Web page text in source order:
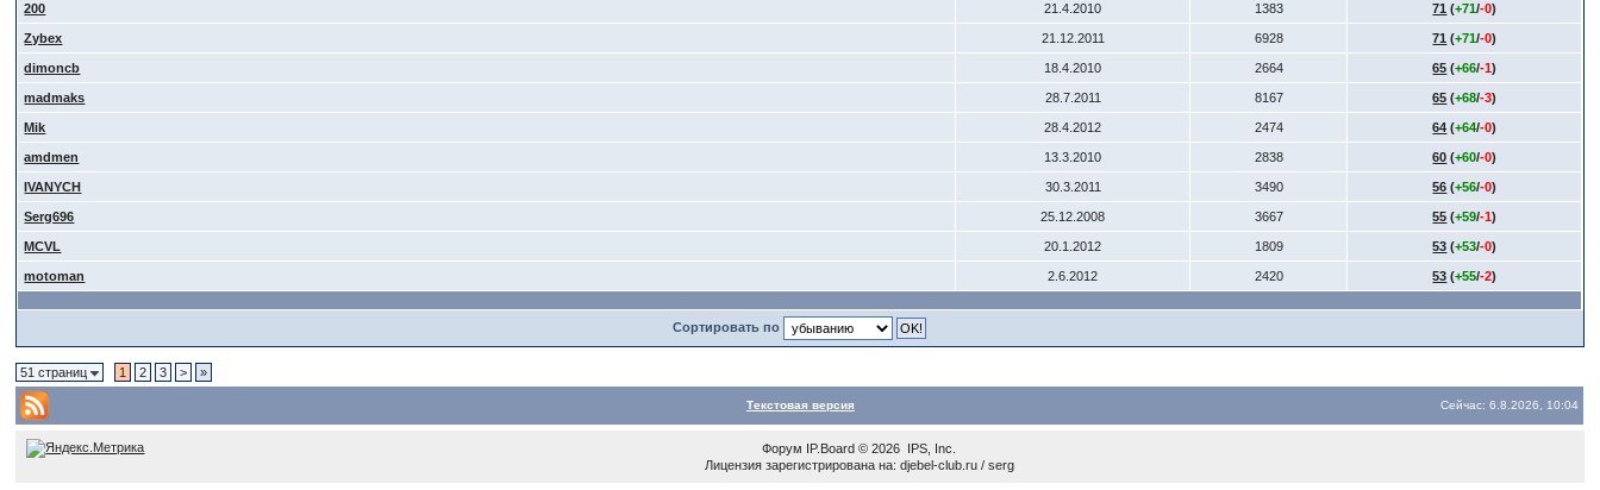
200 21.4.2010 1383 71 (+71/-0)
Zybex 21.12.2011 6928 71 (+71/-0)
dimoncb 18.4.2010 2664 65 (+66/-1)
madmaks 28.7.2011 8167 65 (+68/-3)
Mik 28.4.2012 2474 64 (+64/-0)
amdmen 13.3.2010 2838 60 (+60/-0)
IVANYCH 30.3.2011 3490 56 (+56/-0)
Serg696 25.12.2008 3667 55 (+59/-1)
MCVL 20.1.2012 1809 53 (+53/-0)
motoman 2.6.2012 2420 53 (+55/-2)
Сортировать по
51 страниц 1 2 3 > »
Текстовая версия Сейчас: 6.8.2026, 10:04
Форум IP.Board © 2026 IPS, Inc
Лицензия зарегистрирована на: djebel-club.ru / serg